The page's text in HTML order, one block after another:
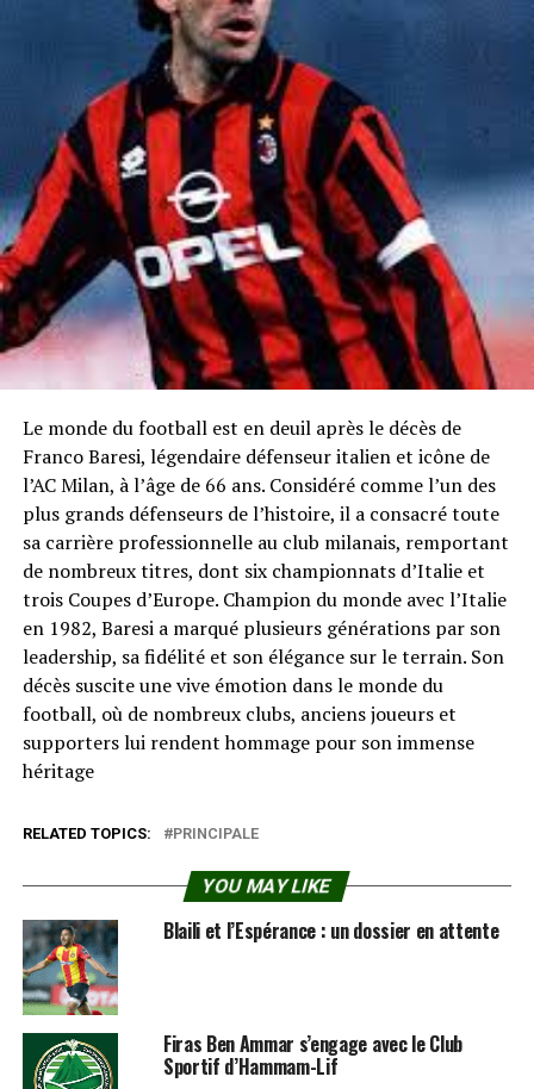
Le monde du football est en deuil après le décès de
Franco Baresi, légendaire défenseur italien et icône de
l’AC Milan, à l’âge de 66 ans. Considéré comme l’un des
plus grands défenseurs de l’histoire, il a consacré toute
sa carrière professionnelle au club milanais, remportant
de nombreux titres, dont six championnats d’Italie et
trois Coupes d’Europe. Champion du monde avec l’Italie
en 1982, Baresi a marqué plusieurs générations par son
leadership, sa fidélité et son élégance sur le terrain. Son
décès suscite une vive émotion dans le monde du
football, où de nombreux clubs, anciens joueurs et
supporters lui rendent hommage pour son immense
héritage
RELATED TOPICS: PRINCIPALE
YOU MAY LIKE
Blaili et l’Espérance : un dossier en attente
Firas Ben Ammar s’engage avec le Club
Sportif d’Hammam-Lif